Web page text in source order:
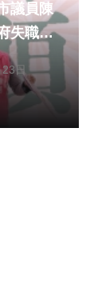
議員陳
失職失
48
勞工服
日